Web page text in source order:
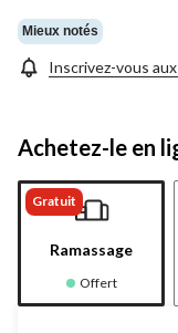
Mieux notés
Inscrivez-vous
Achetez-le en
Gratuit
Ramassage
Offert